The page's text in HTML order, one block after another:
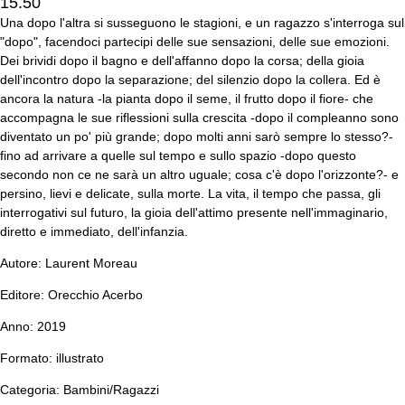
Una dopo l'altra si susseguono le stagioni, e un ragazzo s'interroga sul
"dopo", facendoci partecipi delle sue sensazioni, delle sue emozioni.
Dei brividi dopo il bagno e dell'affanno dopo la corsa; della gioia
dell'incontro dopo la separazione; del silenzio dopo la collera. Ed è
ancora la natura -la pianta dopo il seme, il frutto dopo il fiore- che
accompagna le sue riflessioni sulla crescita -dopo il compleanno sono
diventato un po' più grande; dopo molti anni sarò sempre lo stesso?-
fino ad arrivare a quelle sul tempo e sullo spazio -dopo questo
secondo non ce ne sarà un altro uguale; cosa c'è dopo l'orizzonte?- e
persino, lievi e delicate, sulla morte. La vita, il tempo che passa, gli
interrogativi sul futuro, la gioia dell'attimo presente nell'immaginario,
diretto e immediato, dell'infanzia.
Autore: Laurent Moreau
Editore: Orecchio Acerbo
Anno: 2019
Formato: illustrato
Categoria: Bambini/Ragazzi